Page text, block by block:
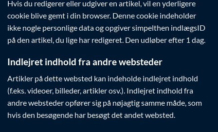
Hvis du redigerer eller udgiver en artikel, vil en yderligere
cookie blive gemt i din browser. Denne cookie indeholder
ikke nogle personlige data og opgiver simpelthen indlægsID
på den artikel, du lige har redigeret. Den udløber efter 1 dag.
Indlejret indhold fra andre websteder
Artikler på dette websted kan indeholde indlejret indhold
(f.eks. videoer, billeder, artikler osv.). Indlejret indhold fra
andre websteder opfører sig på nøjagtig samme måde, som
hvis den besøgende har besøgt det andet websted.